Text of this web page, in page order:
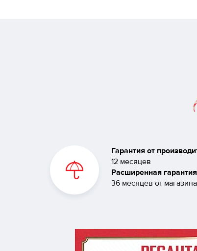
Гарантия от
12 месяцев
Расширенная гарантия
36 месяцев от магазина